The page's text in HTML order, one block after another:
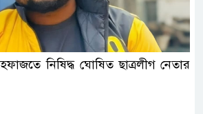
নিষিদ্ধ ঘোষিত ছাত্রলীগ নেতার